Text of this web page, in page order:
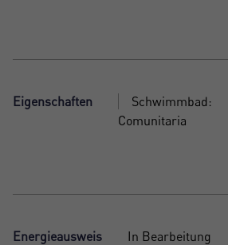
Eigenschaften
Schwimmbad:
Comunitaria
Energieausweis In Bearbeitung